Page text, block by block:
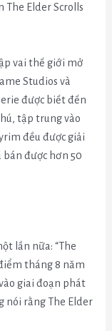
The Elder Scrolls
vai thế giới mở
Studios và
được biết đến
tập trung vào
đều được giải
bán được hơn 50
lần nữa: “The
tháng 8 năm
giai đoạn phát
nói rằng The Elder